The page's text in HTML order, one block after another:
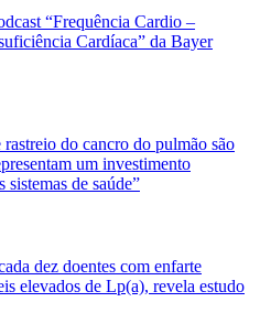
“Frequência Cardio –
Cardíaca” da Bayer
rastreio do cancro do pulmão são
um investimento
sistemas de saúde”
dez doentes com enfarte
elevados de Lp(a), revela estudo